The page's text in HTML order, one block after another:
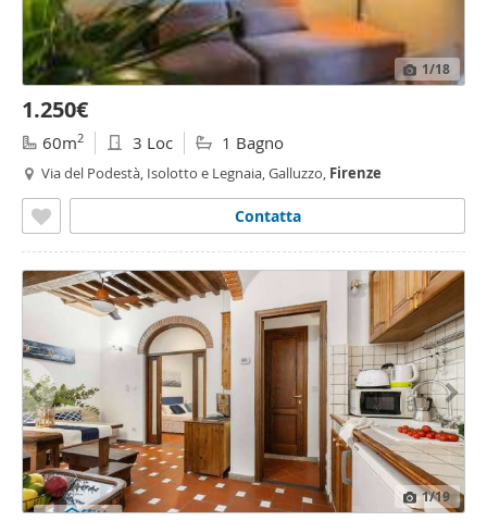
1/18
1.250€
60m2 3 Loc 1 Bagno
Via del Podestà, Isolotto e Legnaia, Galluzzo, Firenze
Contatta
1/19